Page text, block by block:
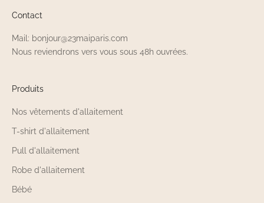
Contact
Mail: bonjour@23maiparis.com
Nous reviendrons vers vous sous 48h ouvrées.
Produits
Nos vêtements d'allaitement
T-shirt d'allaitement
Pull d'allaitement
Robe d'allaitement
Bébé